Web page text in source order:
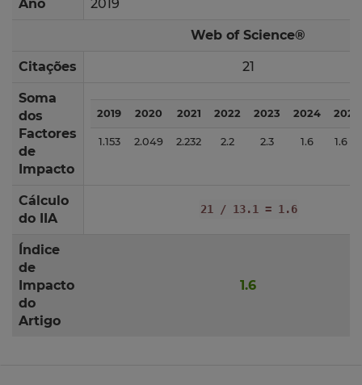
Ano 2019
Web of Science®
Citações 21
Soma
dos
Factores
de
Impacto
2019 2020 2021 2022 2023 2024 2025
1.153 2.049 2.232 2.2 2.3 1.6 1.6
Cálculo
do IIA
21 / 13.1 = 1.6
Índice
de
Impacto
do
Artigo
1.6